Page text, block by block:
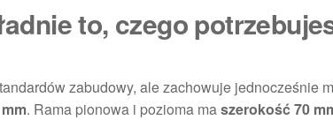
to, czego
zabudowy, ale zachowuje jednocześnie
. Rama pionowa i pozioma maszerokość 70